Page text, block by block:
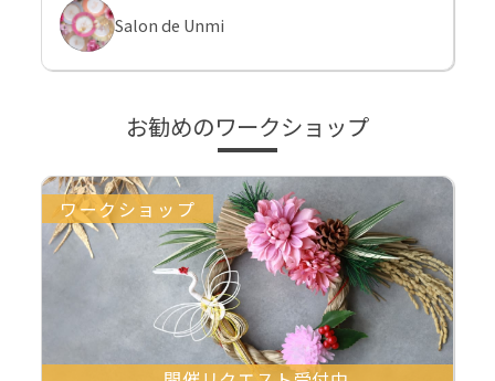
Salon de Unmi
お勧めのワークショップ
ワークショップ